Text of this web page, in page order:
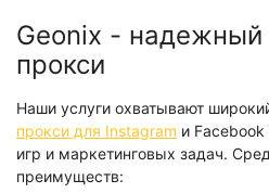
Geonix - надежный
прокси
Наши услуги охватывают
прокси для Instagram и
игр и маркетинговых задач.
преимуществ: